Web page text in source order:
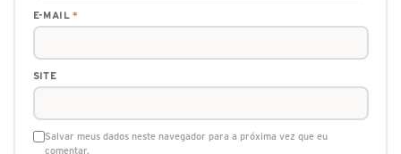
E-MAIL*
SITE
Salvar meus dados neste navegador para a próxima vez que eu
comentar.